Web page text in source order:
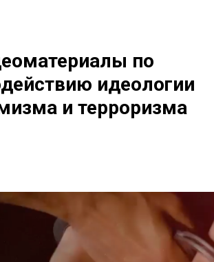
по
идеологии
и терроризма